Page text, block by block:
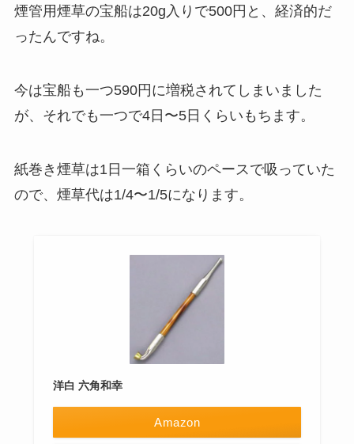
煙管用煙草の宝船は20g入りで500円と、経済的だ
ったんですね。
今は宝船も一つ590円に増税されてしまいました
が、それでも一つで4日〜5日くらいもちます。
紙巻き煙草は1日一箱くらいのペースで吸っていた
ので、煙草代は1/4〜1/5になります。
洋白 六角和幸
Amazon